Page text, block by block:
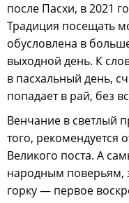
после Пасхи, в 2021
Традиция посещать
обусловлена в
выходной день. К
в пасхальный день,
попадает в рай, без
Венчание в светлый
того, рекомендуется
Великого поста. А
народным поверьям,
горку — первое